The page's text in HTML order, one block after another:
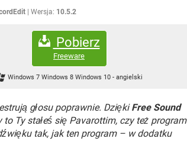
Wersja: 10.5.2
Pobierz
Freeware
Windows 7 Windows 8 Windows 10 - angielski
głosu poprawnie. DziękiFree Sound
Ty stałeś się Pavarottim, czy też program
tak, jak ten program – w dodatku